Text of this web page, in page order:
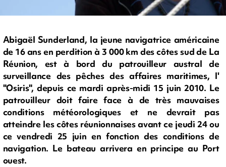
Abigaël Sunderland, la jeune navigatrice américaine
de 16 ans en perdition à 3 000 km des côtes sud de La
Réunion, est à bord du patrouilleur austral de
surveillance des pêches des affaires maritimes, l'
"Osiris", depuis ce mardi après-midi 15 juin 2010. Le
patrouilleur doit faire face à de très mauvaises
conditions météorologiques et ne devrait pas
atteindre les côtes réunionnaises avant ce jeudi 24 ou
ce vendredi 25 juin en fonction des conditions de
navigation. Le bateau arrivera en principe au Port
ouest.